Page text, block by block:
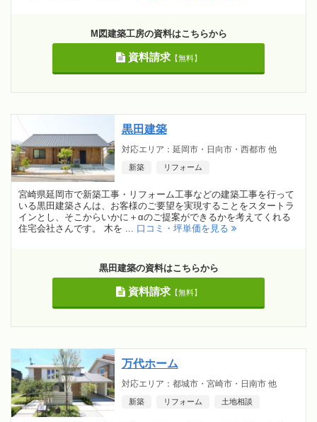
M図建築工房の資料はこちらから
資料請求【無料】
黒田建築
対応エリア：延岡市・日向市・西都市 他
新築 リフォーム
宮崎県延岡市で新築工事・リフォーム工事などの建築工事を行って
いる黒田建築さんは、お客様のご要望を実現することをスタートラ
インとし、そこからいかに＋αのご提案ができるかを考えてくれる
住宅会社さんです。 木を ... 口コミ・坪単価を見る
黒田建築の資料はこちらから
資料請求【無料】
万代ホーム
対応エリア：都城市・宮崎市・日南市 他
新築 リフォーム 土地相談